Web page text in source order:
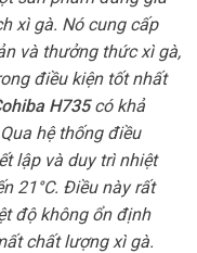
xì gà. Nó cung cấp
và thưởng thức xì gà,
điều kiện tốt nhất
H735có khả
hệ thống điều
lập và duy trì nhiệt
21°C. Điều này rất
độ không ổn định
chất lượng xì gà.